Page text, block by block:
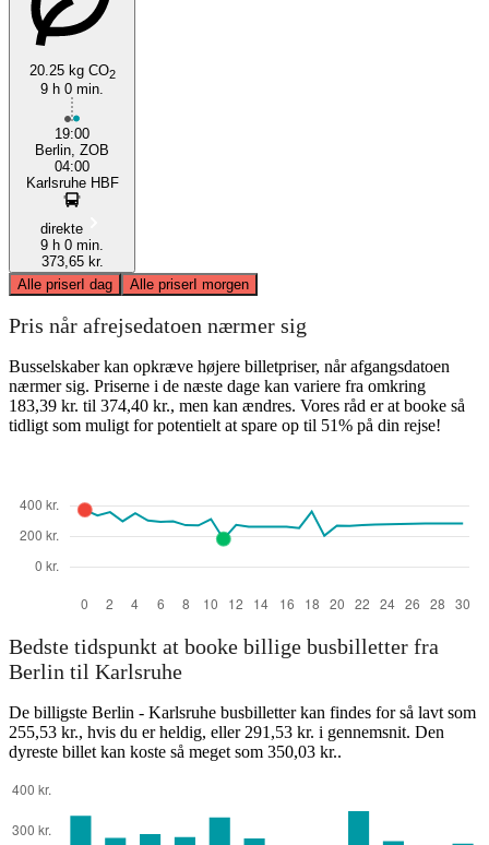
20.25 kg CO2
9 h 0 min.
19:00
Berlin, ZOB
04:00
Karlsruhe HBF
direkte
9 h 0 min.
373,65 kr.
Alle priserI dag Alle priserI morgen
Pris når afrejsedatoen nærmer sig
Busselskaber kan opkræve højere billetpriser, når afgangsdatoen
nærmer sig. Priserne i de næste dage kan variere fra omkring
183,39 kr. til 374,40 kr., men kan ændres. Vores råd er at booke så
tidligt som muligt for potentielt at spare op til 51% på din rejse!
Bedste tidspunkt at booke billige busbilletter fra
Berlin til Karlsruhe
De billigste Berlin - Karlsruhe busbilletter kan findes for så lavt som
255,53 kr., hvis du er heldig, eller 291,53 kr. i gennemsnit. Den
dyreste billet kan koste så meget som 350,03 kr..